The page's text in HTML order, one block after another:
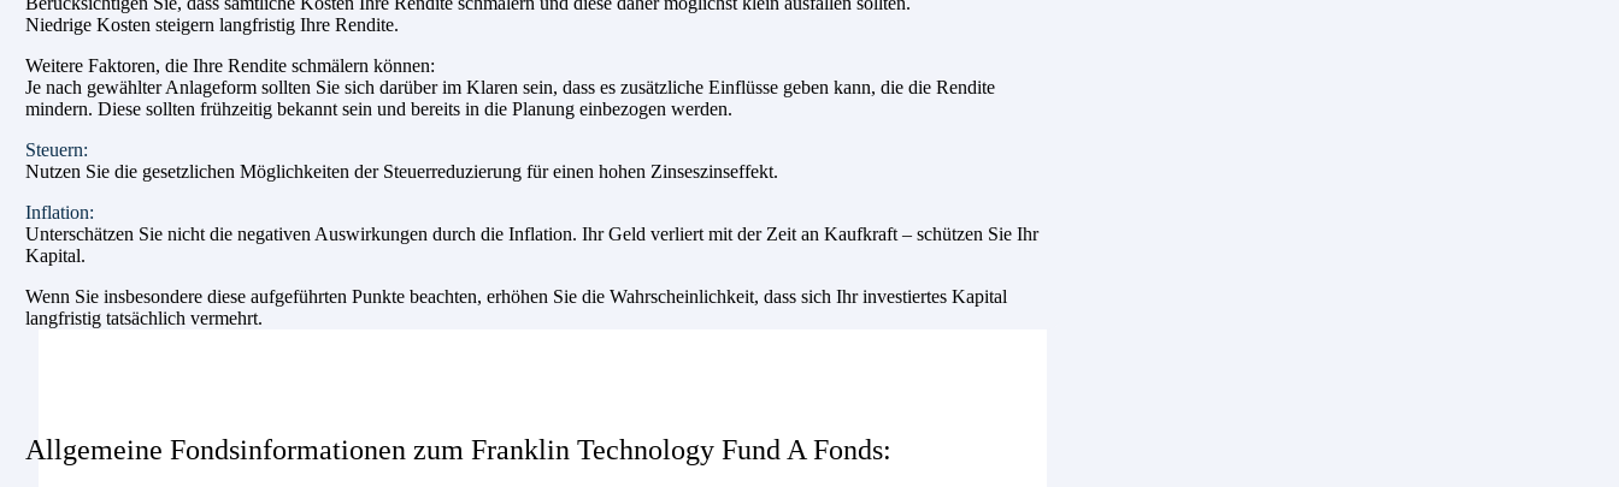
Niedrige Kosten steigern langfristig Ihre Rendite.
Weitere Faktoren, die Ihre Rendite schmälern können:
Je nach gewählter Anlageform sollten Sie sich darüber im Klaren sein, dass es zusätzliche Einflüsse geben kann, die die Rendite
mindern. Diese sollten frühzeitig bekannt sein und bereits in die Planung einbezogen werden.
Steuern:
Nutzen Sie die gesetzlichen Möglichkeiten der Steuerreduzierung für einen hohen Zinseszinseffekt.
Inflation:
Unterschätzen Sie nicht die negativen Auswirkungen durch die Inflation. Ihr Geld verliert mit der Zeit an Kaufkraft – schützen Sie Ihr
Kapital.
Wenn Sie insbesondere diese aufgeführten Punkte beachten, erhöhen Sie die Wahrscheinlichkeit, dass sich Ihr investiertes Kapital
langfristig tatsächlich vermehrt.
Allgemeine Fondsinformationen zum Franklin Technology Fund A Fonds: